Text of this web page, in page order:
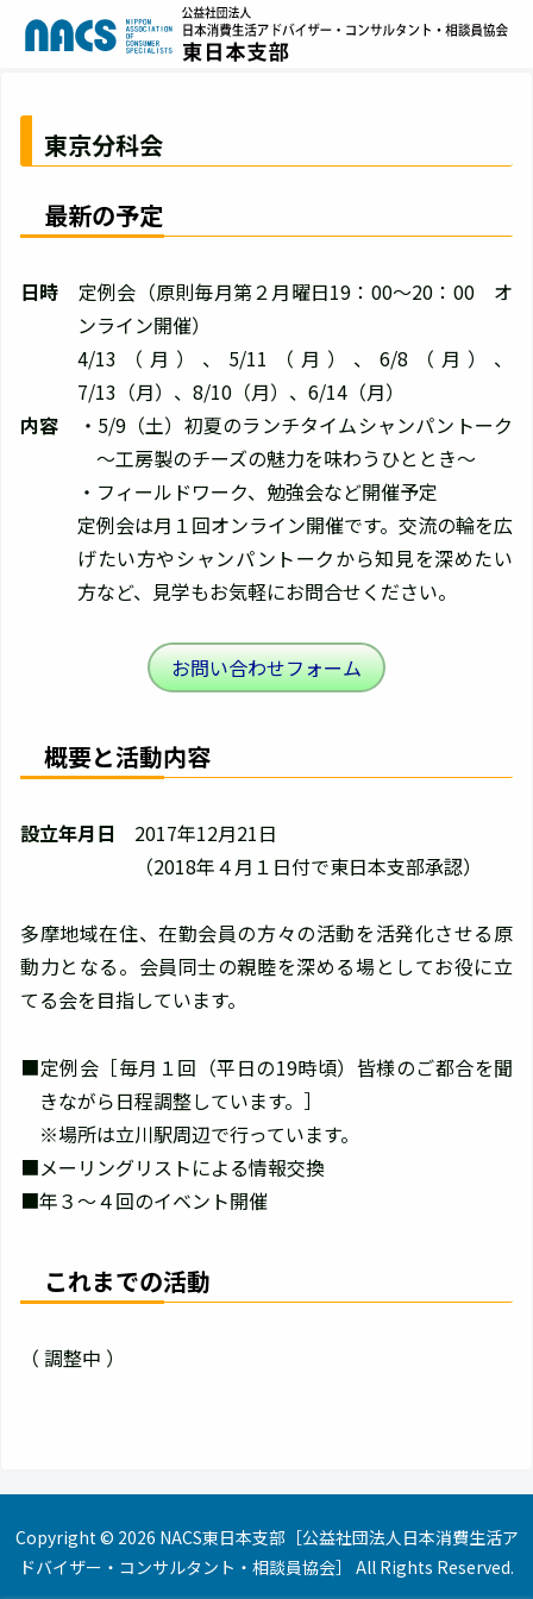
東京分科会
最新の予定
日時 定例会（原則毎月第２月曜日19：00～20：00 オ
ンライン開催）
4/13（月）、5/11（月）、6/8（月）、
7/13（月）、8/10（月）、6/14（月）
内容 ・5/9（土）初夏のランチタイムシャンパントーク
～工房製のチーズの魅力を味わうひととき～
・フィールドワーク、勉強会など開催予定
定例会は月１回オンライン開催です。交流の輪を広
げたい方やシャンパントークから知見を深めたい
方など、見学もお気軽にお問合せください。
お問い合わせフォーム
概要と活動内容
設立年月日 2017年12月21日
（2018年４月１日付で東日本支部承認）
多摩地域在住、在勤会員の方々の活動を活発化させる原
動力となる。会員同士の親睦を深める場としてお役に立
てる会を目指しています。
■定例会［毎月１回（平日の19時頃）皆様のご都合を聞
きながら日程調整しています。］
※場所は立川駅周辺で行っています。
■メーリングリストによる情報交換
■年３～４回のイベント開催
これまでの活動
（ 調整中 ）
Copyright © 2026 NACS東日本支部［公益社団法人日本消費生活ア
ドバイザー・コンサルタント・相談員協会］ All Rights Reserved.